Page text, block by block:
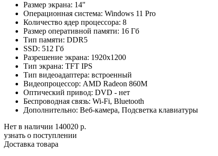
Размер экрана: 14"
Операционная система: Windows 11 Pro
Количество ядер процессора: 8
Размер оперативной памяти: 16 Гб
Тип памяти: DDR5
SSD: 512 Гб
Разрешение экрана: 1920x1200
Тип экрана: TFT IPS
Тип видеоадаптера: встроенный
Видеопроцессор: AMD Radeon 860M
Оптический привод: DVD - нет
Беспроводная связь: Wi-Fi, Bluetooth
Дополнительно: Веб-камера, Подсветка клавиатуры
Нет в наличии 140020 р.
узнать о поступлении
Доставка товара